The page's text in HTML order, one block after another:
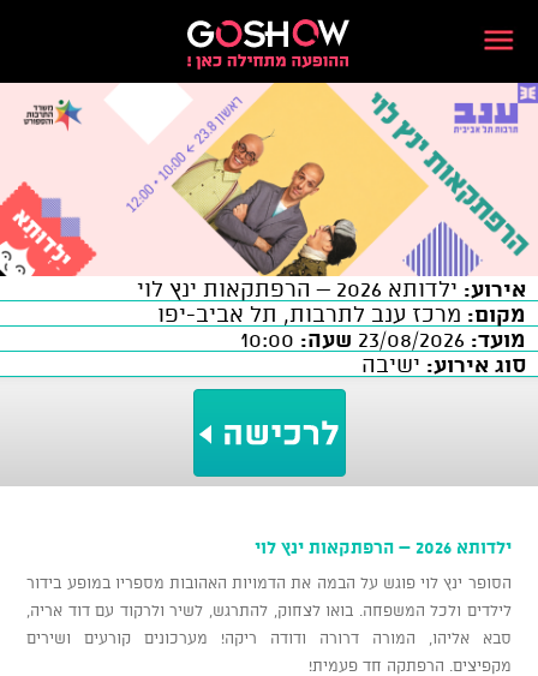
אירוע: ילדותא 2026 – הרפתקאות ינץ לוי
מקום: מרכז ענב לתרבות, תל אביב-יפו
מועד:
שעה:
סוג אירוע: ישיבה
ילדותא 2026 – הרפתקאות ינץ לוי
הסופר ינץ לוי פוגש על הבמה את הדמויות האהובות מספריו במופע בידור
לילדים ולכל המשפחה. בואו לצחוק, להתרגש, לשיר ולרקוד עם דוד אריה,
סבא אליהו, המורה דרורה ודודה ריקה! מערכונים קורעים ושירים
מקפיצים. הרפתקה חד פעמית!